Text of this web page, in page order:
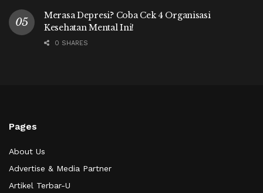
Merasa Depresi? Coba Cek 4 Organisasi
Kesehatan Mental Ini!
0 SHARES
Pages
About Us
Advertise & Media Partner
Artikel Terbar-U